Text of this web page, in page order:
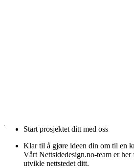
Start prosjektet ditt med oss
Klar til å gjøre ideen din om til en
Vårt Nettsidedesign.no-team er
utvikle nettstedet ditt.